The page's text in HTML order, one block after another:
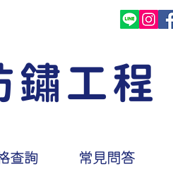
鏽工程
查詢 常見問答